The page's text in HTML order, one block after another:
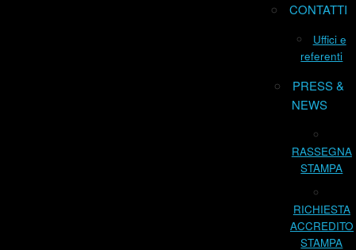
CONTATTI
Uffici e
referenti
PRESS &
NEWS
RASSEGNA
STAMPA
RICHIESTA
ACCREDITO
STAMPA